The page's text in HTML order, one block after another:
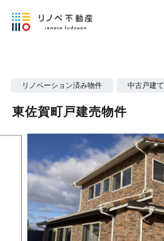
リノベーション済み物件 中古戸建て
東佐賀町戸建売物件